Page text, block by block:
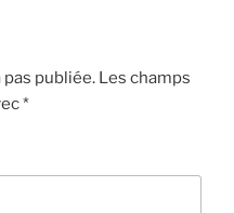
publiée. Les champs
*